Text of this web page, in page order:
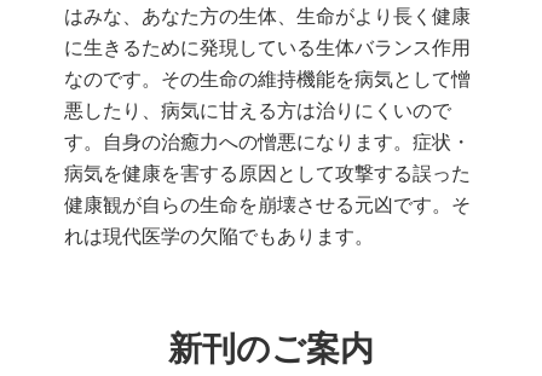
はみな、あなた方の生体、生命がより長く健康
に生きるために発現している生体バランス作用
なのです。その生命の維持機能を病気として憎
悪したり、病気に甘える方は治りにくいので
す。自身の治癒力への憎悪になります。症状・
病気を健康を害する原因として攻撃する誤った
健康観が自らの生命を崩壊させる元凶です。そ
れは現代医学の欠陥でもあります。
新刊のご案内